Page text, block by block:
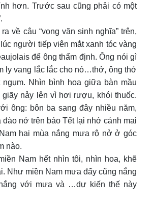
hơn. Trước sau cũng phải có một
về câu “vọng văn sinh nghĩa” trên,
người tiếp viên mắt xanh tóc vàng
để ông thẩm định. Ông nói gì
ly vang lắc lắc cho nó…thở, ông thở
ngụm. Nhìn bình hoa giữa bàn mầu
giãy nảy lên vì hơi rượu, khói thuốc.
ông: bôn ba sang đây nhiều năm,
đào nở trên báo Tết lại nhớ cánh mai
hai mùa nắng mưa rộ nở ở góc
nào.
Nam hết nhìn tôi, nhìn hoa, khẽ
Như miền Nam mưa đấy cũng nắng
với mưa và …dự kiến thế này